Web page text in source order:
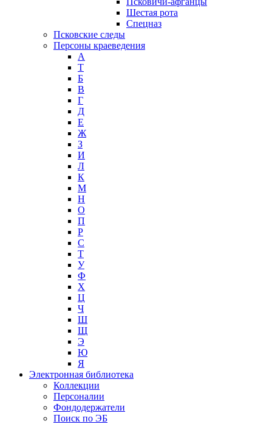
Шестая рота
Спецназ
Псковские следы
Персоны краеведения
А
T
Б
В
Г
Д
Е
Ж
З
И
Л
К
М
Н
О
П
Р
С
Т
У
Ф
Х
Ц
Ч
Ш
Щ
Э
Ю
Я
Электронная библиотека
Коллекции
Персоналии
Фондодержатели
Поиск по ЭБ